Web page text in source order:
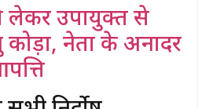
लेकर उपायुक्त से
कोड़ा, नेता के अनादर